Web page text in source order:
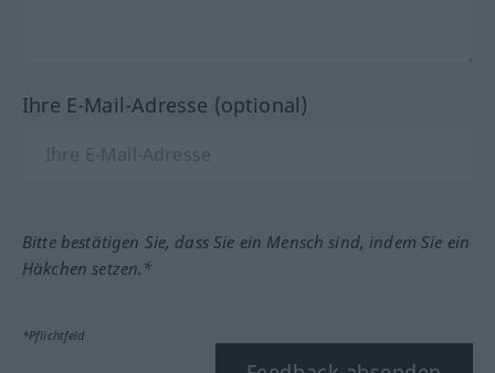
Ihre E-Mail-Adresse (optional)
Bitte bestätigen Sie, dass Sie ein Mensch sind, indem Sie ein
Häkchen setzen.*
*Pflichtfeld